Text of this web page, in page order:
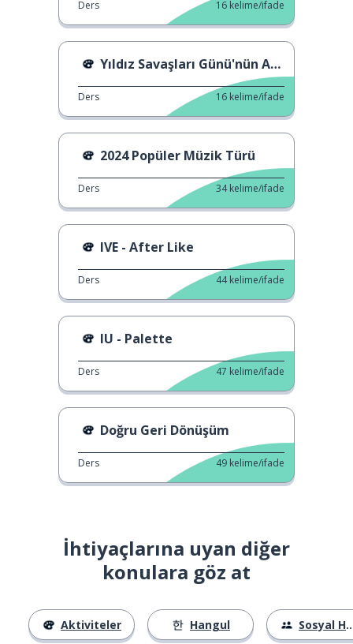
Ders 16 kelime/ifade
Yıldız Savaşları Günü'nün Anlamı
Ders 16 kelime/ifade
2024 Popüler Müzik Türü
Ders 34 kelime/ifade
IVE - After Like
Ders 44 kelime/ifade
IU - Palette
Ders 47 kelime/ifade
Doğru Geri Dönüşüm
Ders 49 kelime/ifade
İhtiyaçlarına uyan diğer
konulara göz at
Aktiviteler Hangul Sosyal Hayat